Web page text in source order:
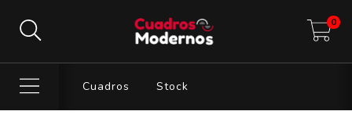
0
Cuadros Stock